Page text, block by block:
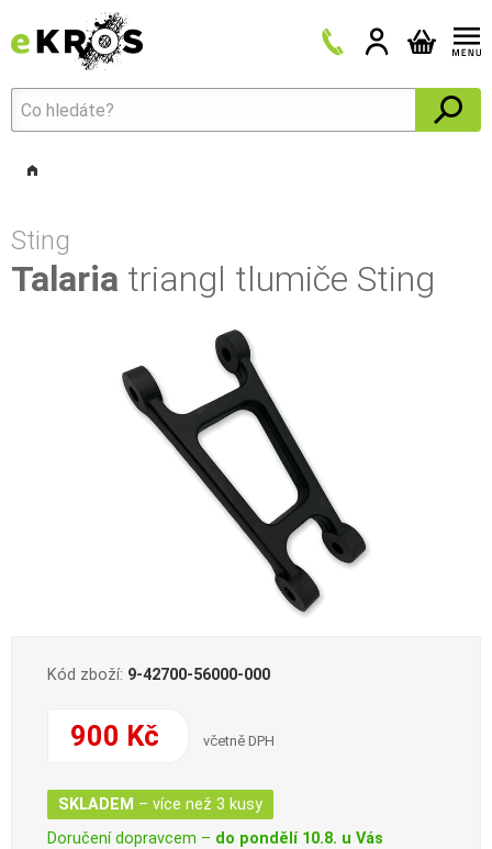
Sting
Talaria triangl tlumiče Sting
Kód zboží: 9-42700-56000-000
900 Kč včetně DPH
SKLADEM – více než 3 kusy
Doručení dopravcem – do pondělí 10.8. u Vás